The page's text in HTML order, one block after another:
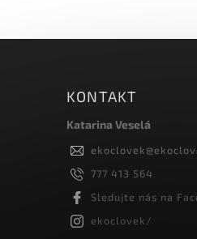
KONTAKT
Katarina Veselá
ekoclovek@
777 413 564
Sledujte nás na
ekoclovek/